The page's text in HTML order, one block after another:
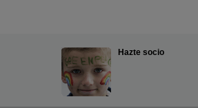
Hazte socio